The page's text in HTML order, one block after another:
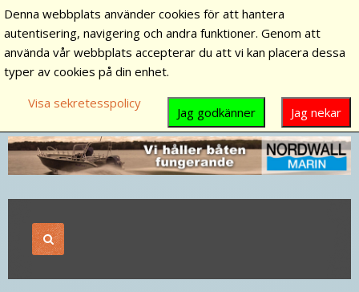
Denna webbplats använder cookies för att hantera
autentisering, navigering och andra funktioner. Genom att
använda vår webbplats accepterar du att vi kan placera dessa
typer av cookies på din enhet.
Visa sekretesspolicy
Jag nekar
Jag godkänner